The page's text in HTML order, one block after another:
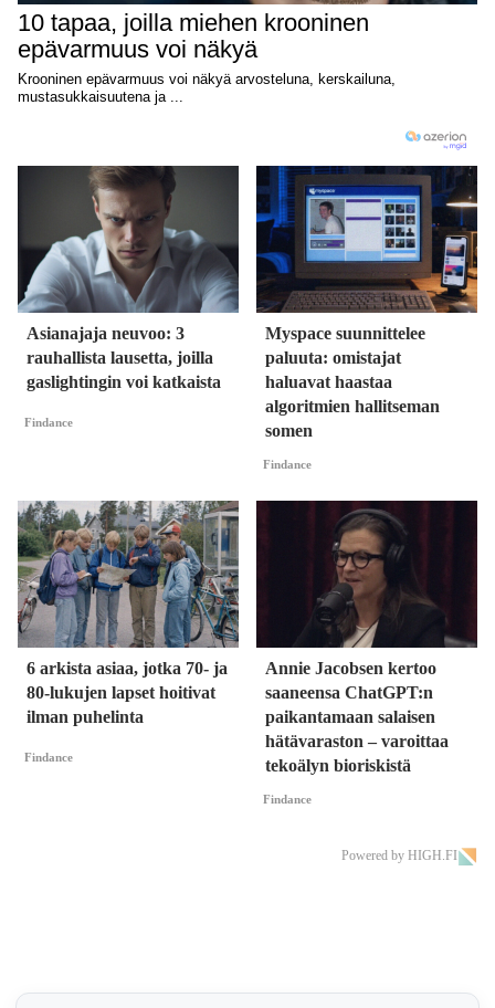
Asianajaja neuvoo: 3
rauhallista lausetta, joilla
gaslightingin voi katkaista
Findance
Myspace suunnittelee
paluuta: omistajat
haluavat haastaa
algoritmien hallitseman
somen
Findance
6 arkista asiaa, jotka 70- ja
80-lukujen lapset hoitivat
ilman puhelinta
Findance
Annie Jacobsen kertoo
saaneensa ChatGPT:n
paikantamaan salaisen
hätävaraston – varoittaa
tekoälyn bioriskistä
Findance
Powered by HIGH.FI